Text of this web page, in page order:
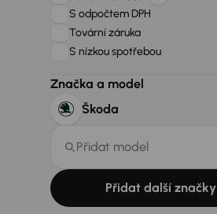
S odpočtem DPH
Tovární záruka
S nízkou spotřebou
Značka a model
Škoda
Přidat model
Přidat další značky